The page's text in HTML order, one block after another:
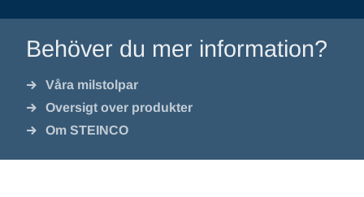
Behöver du mer information?
Våra milstolpar
Oversigt over produkter
Om STEINCO